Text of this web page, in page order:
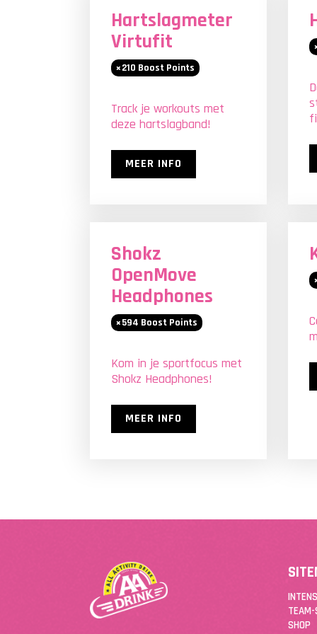
Hartslagmeter
Virtufit
210 Boost Points
Track je workouts met
deze hartslagband!
MEER INFO
Shokz
OpenMove
Headphones
594 Boost Points
Kom in je sportfocus met
Shokz Headphones!
MEER INFO
TEAM-
SHOP